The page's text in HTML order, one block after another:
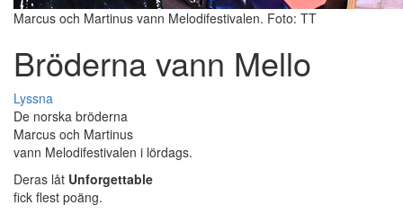
Marcus och Martinus vann Melodifestivalen. Foto: TT
Bröderna vann Mello
Lyssna
De norska bröderna
Marcus och Martinus
vann Melodifestivalen i lördags.
Deras låt Unforgettable
fick flest poäng.